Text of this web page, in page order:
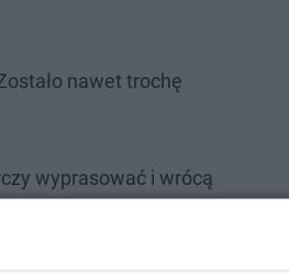
nawet trochę
wyprasować i wrócą
to jednak powtórzyć,
próbujcie tego w